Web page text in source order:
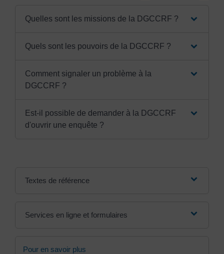
Quelles sont les missions de la DGCCRF ?
Quels sont les pouvoirs de la DGCCRF ?
Comment signaler un problème à la
DGCCRF ?
Est-il possible de demander à la DGCCRF
d'ouvrir une enquête ?
Textes de référence
Services en ligne et formulaires
Pour en savoir plus